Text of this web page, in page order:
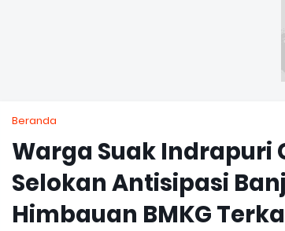
Beranda
Warga Suak Indrapuri
Selokan Antisipasi
Himbauan BMKG